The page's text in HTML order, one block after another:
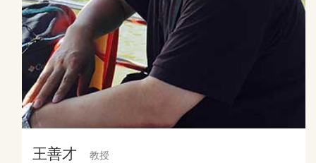
王善才
教授